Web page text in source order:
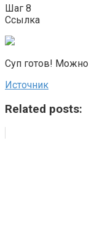
Шаг 8
Ссылка
Суп готов! Можно
Источник
Related posts: